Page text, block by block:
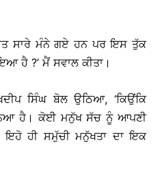
ਸਾਰੇ ਮੰਨੇ ਗਏ ਹਨ ਪਰ ਇਸ ਤੁੱਕ
ਹੈ ?’ ਮੈਂ ਸਵਾਲ ਕੀਤਾ।
ਸਿੰਘ ਬੋਲ ਉਠਿਆ, ‘ਕਿਉਂਕਿ
ਹੈ। ਕੋਈ ਮਨੁੱਖ ਸੱਚ ਨੂੰ ਆਪਣੀ
ਇਹੋ ਹੀ ਸਮੁੱਚੀ ਮਨੁੱਖਤਾ ਦਾ ਇਕ